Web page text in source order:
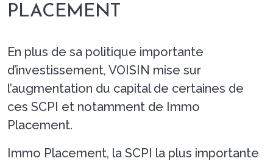
PLACEMENT
En plus de sa politique importante
d’investissement, VOISIN mise sur
l’augmentation du capital de certaines de
ces SCPI et notamment de Immo
Placement.
Immo Placement, la SCPI la plus importante